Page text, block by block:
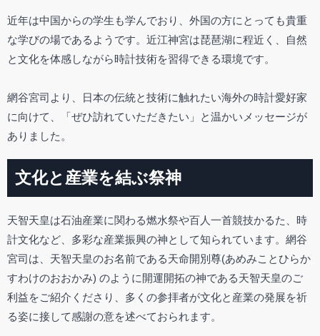
近年は中国からの学生も学んでおり、外国の方にとっても貴重
な学びの場であるようです。近江神宮は琵琶湖に程近く、自然
と文化を体感しながら時計技術を習得できる環境です。
網谷宮司より、日本の伝統と技術に触れたい海外の時計愛好家
に向けて、「ぜひ訪れていただきたい」と温かいメッセージが
ありました。
文化と産業を結ぶ祭神
天智天皇は石油産業に関わる燃水祭や百人一首競技かるた、時
計文化など、多彩な産業振興の神として知られています。網谷
宮司は、天智天皇のお名前である天命開別尊(あめみことひらか
すわけのおおかみ) のように開運開拓の神である天智天皇のご
利益をご紹介くださり、多くの参拝者が文化と産業の発展を祈
る姿に接して感謝の意を述べておられます。